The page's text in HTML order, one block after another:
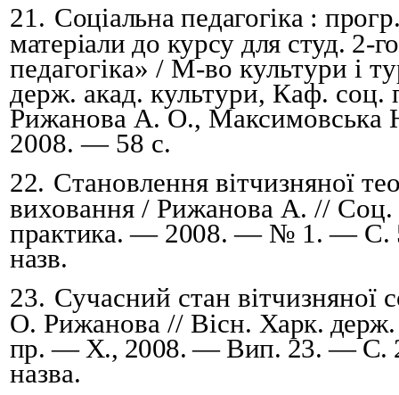
21. Соцiальна педагогiка :
матерiали до курсу для студ. 2-го
педагогiка» / М-во культури i
держ. акад. культури, Каф. соц.
Рижанова А. О.,
2008. — 58 с.
22. Становлення вітчизняної
виховання / Рижанова А. // Соц.
практика. — 2008. — № 1. — С.
назв.
23. Сучасний стан вітчизняної
О. Рижанова // Вісн. Харк. держ.
пр. — Х., 2008. — Вип. 23. — С.
назва.